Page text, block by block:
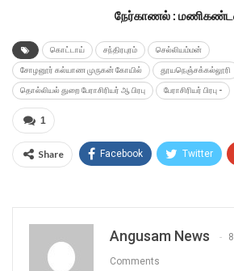
நேர்காணல் :
கொட்டாய் சந்திரபுரம் செல்லியம்மன்
சோழனூர் கல்யாண முருகன் கோயில் தூயநெஞ்சக்கல்லூரி
தொல்லியல் துறை பேராசிரியர் ஆ பிரபு பேராசிரியர் பிரபு -
1
Share Facebook Twitter
Angusam News
Comments